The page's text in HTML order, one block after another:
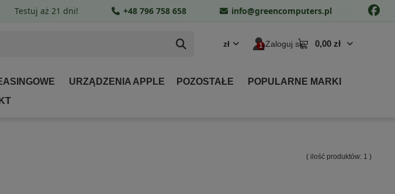
zł Zaloguj się 0,00 zł
URZĄDZENIA APPLE POZOSTAŁE
POPULARNE MARKI
( ilość produktów: 1 )
Testuj aż 21 dni! +48 796 758 658 info@greencomputers.pl